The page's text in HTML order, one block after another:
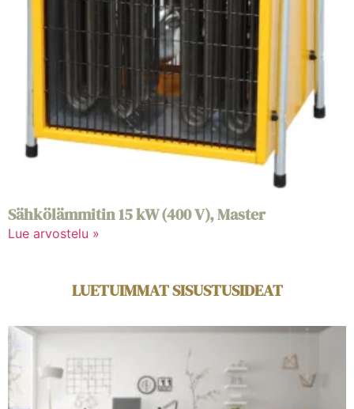
Sähkölämmitin 15 kW (400 V), Master
Lue arvostelu »
LUETUIMMAT SISUSTUSIDEAT